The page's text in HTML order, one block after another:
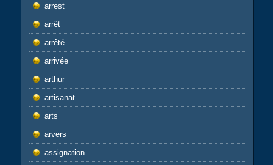
arrest
arrêt
arrêté
arrivée
arthur
artisanat
arts
arvers
assignation